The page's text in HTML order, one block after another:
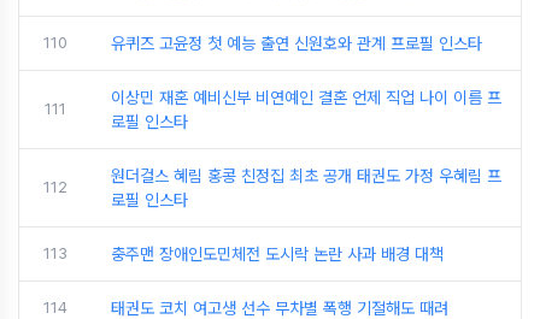
110 유퀴즈 고윤정 첫 예능 출연 신원호와 관계 프로필 인스타
111
이상민 재혼 예비신부 비연예인 결혼 언제 직업 나이 이름 프
로필 인스타
112
원더걸스 혜림 홍콩 친정집 최초 공개 태권도 가정 우혜림 프
로필 인스타
113 충주맨 장애인도민체전 도시락 논란 사과 배경 대책
114 태권도 코치 여고생 선수 무차별 폭행 기절해도 때려